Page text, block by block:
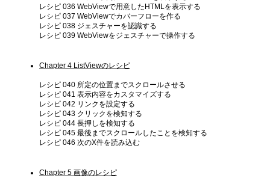
レシピ 036 WebViewで用意したHTMLを表示する
レシピ 037 WebViewでカバーフローを作る
レシピ 038 ジェスチャーを認識する
レシピ 039 WebViewをジェスチャーで操作する
Chapter 4 ListViewのレシピ
レシピ 040 所定の位置までスクロールさせる
レシピ 041 表示内容をカスタマイズする
レシピ 042 リンクを設定する
レシピ 043 クリックを検知する
レシピ 044 長押しを検知する
レシピ 045 最後までスクロールしたことを検知する
レシピ 046 次のX件を読み込む
Chapter 5 画像のレシピ